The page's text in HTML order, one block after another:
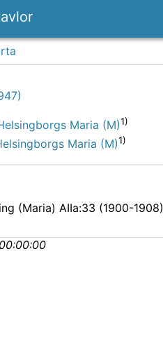
Maria (M)1)
Maria (M)1)
(Maria) AIIa:33 (1900-1908)